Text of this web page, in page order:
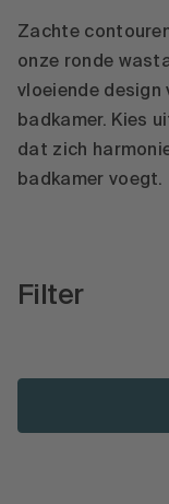
Zachte
onze ronde
vloeiende
badkamer. Kies
dat zich
badkamer voegt.
Filter